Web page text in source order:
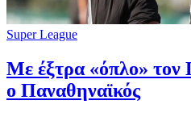
Super League
Mε έξτρα «όπλο» τον
ο Παναθηναϊκός